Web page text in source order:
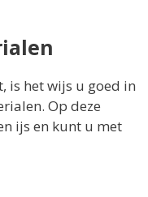
is het wijs u goed in
Op deze
ijs en kunt u met